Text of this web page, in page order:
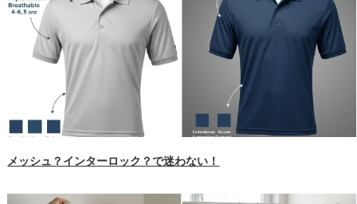
メッシュ？インターロック？で迷わない！